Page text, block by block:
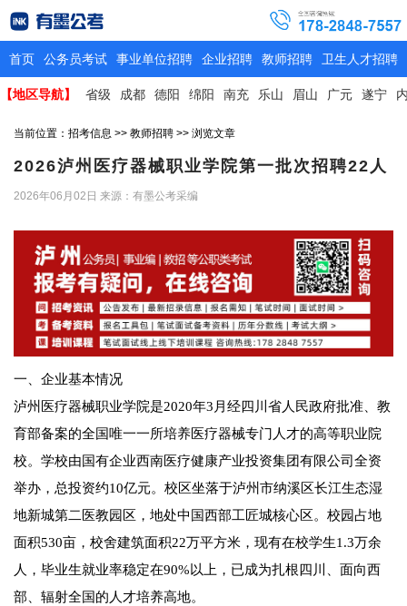
首页 公务员考试 事业单位招聘 企业招聘 教师招聘 卫生人才招聘
【地区导航】 省级 成都 德阳 绵阳 南充 乐山 眉山 广元 遂宁
当前位置： 招考信息 >> 教师招聘 >> 浏览文章
2026泸州医疗器械职业学院第一批次招聘22人
2026年06月02日 来源：有墨公考采编
一、企业基本情况
泸州医疗器械职业学院是2020年3月经四川省人民政府批准、教
育部备案的全国唯一一所培养医疗器械专门人才的高等职业院
校。学校由国有企业西南医疗健康产业投资集团有限公司全资
举办，总投资约10亿元。校区坐落于泸州市纳溪区长江生态湿
地新城第二医教园区，地处中国西部工匠城核心区。校园占地
面积530亩，校舍建筑面积22万平方米，现有在校学生1.3万余
人，毕业生就业率稳定在90%以上，已成为扎根四川、面向西
部、辐射全国的人才培养高地。